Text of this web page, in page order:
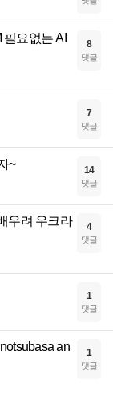
요없는 AI
8
댓글
7
댓글
~ 14
댓글
우려 우크라
4
댓글
1
댓글
an
1
댓글